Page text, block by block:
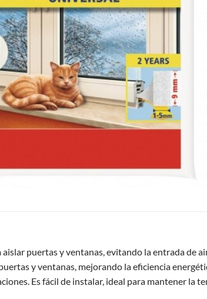
puertas y ventanas, evitando la entrada de
y ventanas, mejorando la eficiencia
Es fácil de instalar, ideal para mantener